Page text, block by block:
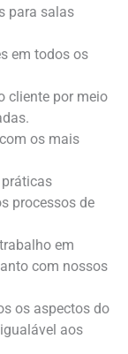
para salas
em todos os
cliente por meio
os mais
processos de
em
com nossos
os aspectos do
aos